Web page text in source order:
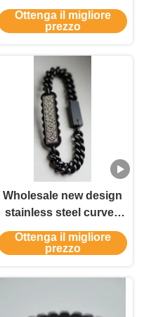
Retro/ Black Chain Man
Bracelet
Ottenga il migliore
prezzo
Wholesale new design
stainless steel curved
engraved vintage men's
bracelet jewelry
Ottenga il migliore
prezzo